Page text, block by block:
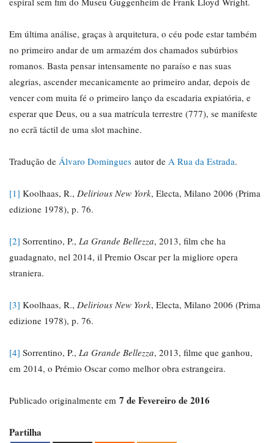
Em última análise, graças à arquitetura, o céu pode estar também
no primeiro andar de um armazém dos chamados subúrbios
romanos. Basta pensar intensamente no paraíso e nas suas
alegrias, ascender mecanicamente ao primeiro andar, depois de
vencer com muita fé o primeiro lanço da escadaria expiatória, e
esperar que Deus, ou a sua matrícula terrestre (777), se manifeste
no ecrã táctil de uma slot machine.
Tradução de Álvaro Domingues autor de A Rua da Estrada.
[1] Koolhaas, R., Delirious New York, Electa, Milano 2006 (Prima
edizione 1978), p. 76.
[2] Sorrentino, P., La Grande Bellezza, 2013, film che ha
guadagnato, nel 2014, il Premio Oscar per la migliore opera
straniera.
[3] Koolhaas, R., Delirious New York, Electa, Milano 2006 (Prima
edizione 1978), p. 76.
[4] Sorrentino, P., La Grande Bellezza, 2013, filme que ganhou,
em 2014, o Prémio Oscar como melhor obra estrangeira.
Publicado originalmente em 7 de Fevereiro de 2016
Partilha